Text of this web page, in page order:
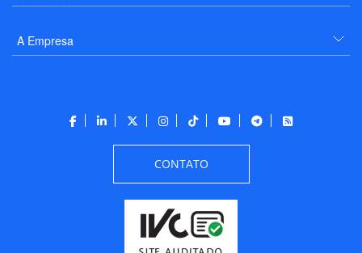
A Empresa
CONTATO